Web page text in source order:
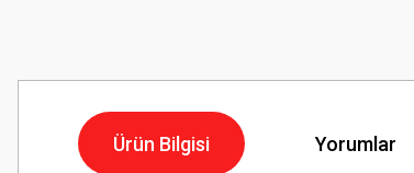
Ürün Bilgisi Yorumlar